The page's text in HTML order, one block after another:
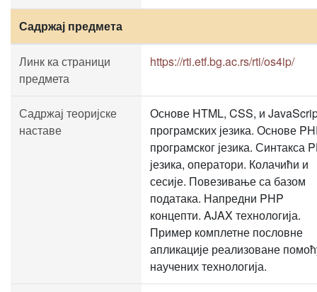
Садржај предмета
Линк ка страници
предмета
https://rti.etf.bg.ac.rs/rti/os4ip/
Садржај теоријске
наставе
Основе HTML, CSS, и
програмских језика. Основе
програмског језика. Синтакса
језика, оператори. Колачићи и
сесије. Повезивање са базом
података. Напредни PHP
концепти. AJAX технологија.
Пример комплетне пословне
апликације реализоване
научених технологија.